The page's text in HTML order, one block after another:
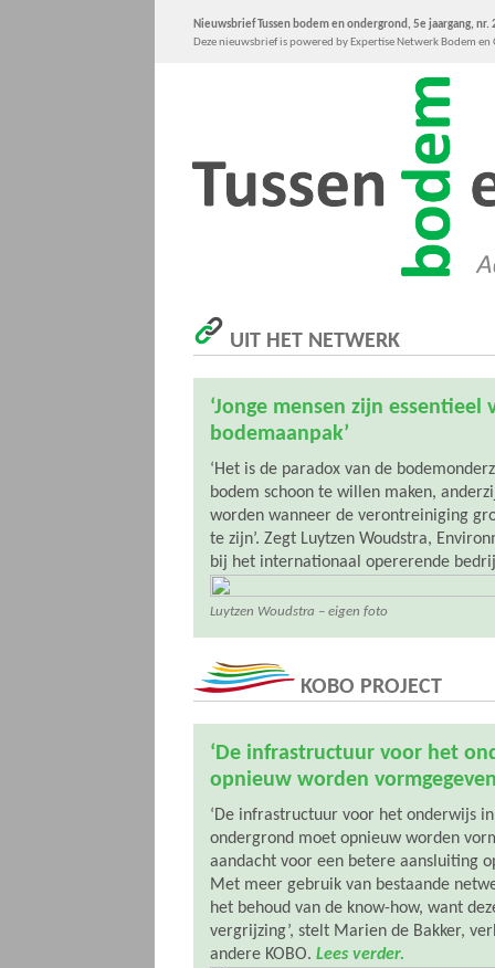
Nieuwsbrief Tussen bodem en ondergrond, 5e jaargang, nr.
Deze nieuwsbrief is powered by Expertise Netwerk Bodem
UIT HET NETWERK
‘Jonge mensen zijn essentieel
bodemaanpak’
‘Het is de paradox van de
bodem schoon te willen maken,
worden wanneer de verontreiniging
te zijn’. Zegt Luytzen Woudstra,
bij het internationaal opererende
Luytzen Woudstra – eigen foto
KOBO PROJECT
‘De infrastructuur voor het
opnieuw worden
‘De infrastructuur voor het onderwijs
ondergrond moet opnieuw worden
aandacht voor een betere aansluiting
Met meer gebruik van bestaande
het behoud van de know-how, want
vergrijzing’, stelt Marien de Bakker,
andere KOBO. Lees verder.